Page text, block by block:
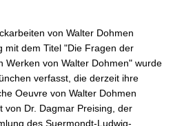
von Walter Dohmen
mit dem Titel "Die Fragen der
Werken von Walter Dohmen" wurde
verfasst, die derzeit ihre
Oeuvre von Walter Dohmen
von Dr. Dagmar Preising, der
des Suermondt-Ludwig-